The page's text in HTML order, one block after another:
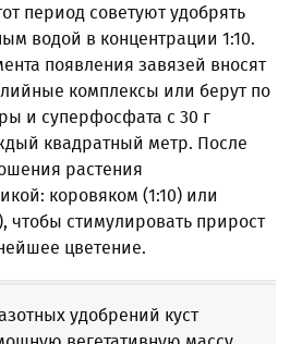
период советуют удобрять
водой в концентрации 1:10.
появления завязей вносят
комплексы или берут по
и суперфосфата с 30 г
квадратный метр. После
растения
коровяком (1:10) или
чтобы стимулировать прирост
цветение.
удобрений куст